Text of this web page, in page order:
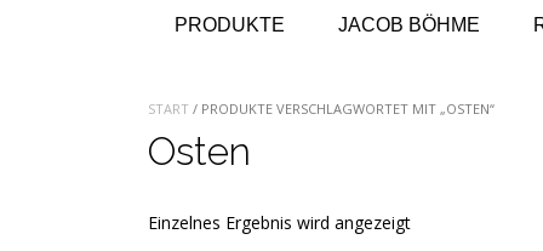
PRODUKTE JACOB BÖHME
START / PRODUKTE VERSCHLAGWORTET MIT „OSTEN“
Osten
Einzelnes Ergebnis wird angezeigt